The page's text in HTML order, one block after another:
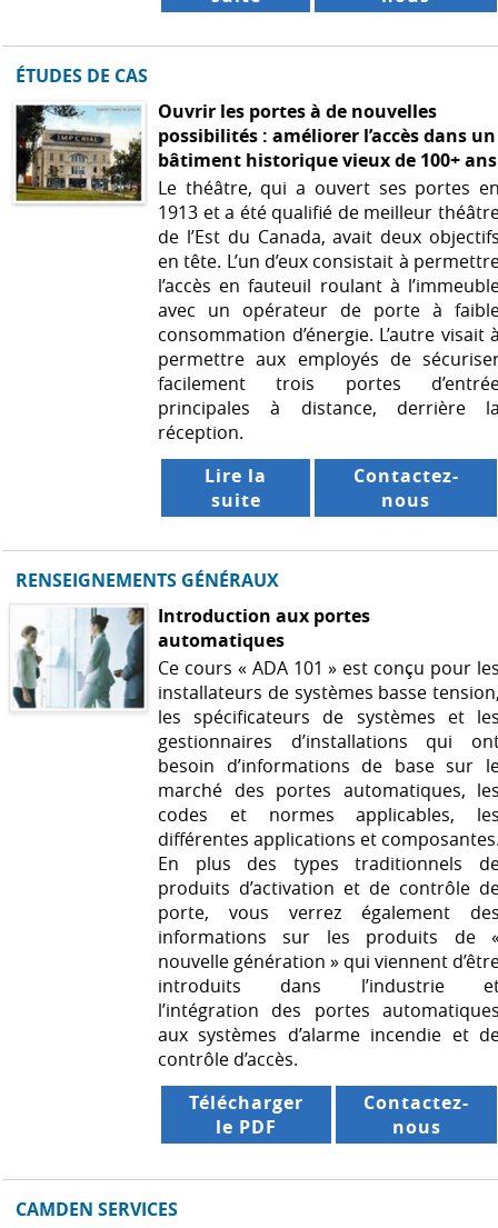
ÉTUDES DE CAS
Ouvrir les portes à de nouvelles
possibilités : améliorer l’accès dans un
bâtiment historique vieux de 100+ ans
Le théâtre, qui a ouvert ses portes
1913 et a été qualifié de meilleur
de l’Est du Canada, avait deux
en tête. L’un d’eux consistait à
l’accès en fauteuil roulant à
avec un opérateur de porte à
consommation d’énergie. L’autre visait
permettre aux employés de
facilement trois portes
principales à distance, derrière
réception.
Lire la
suite
Contactez-
nous
RENSEIGNEMENTS GÉNÉRAUX
Introduction aux portes
automatiques
Ce cours « ADA 101 » est conçu pour
installateurs de systèmes basse
les spécificateurs de systèmes et
gestionnaires d’installations qui
besoin d’informations de base sur
marché des portes automatiques,
codes et normes applicables,
différentes applications et
En plus des types traditionnels
produits d’activation et de contrôle
porte, vous verrez également
informations sur les produits de
nouvelle génération » qui viennent
introduits dans l’industrie
l’intégration des portes
aux systèmes d’alarme incendie et
contrôle d’accès.
Télécharger
le PDF
Contactez-
nous
CAMDEN SERVICES